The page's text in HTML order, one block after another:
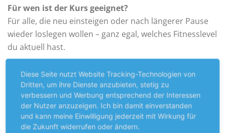
Für wen ist der Kurs geeignet?
Für alle, die neu einsteigen oder nach längerer Pause
wieder loslegen wollen – ganz egal, welches Fitnesslevel
du aktuell hast.
Trainingszeiten & Treffpunkte:
Dienstags um 19:00 Uhr– Treffpunkt: Parkplatz an
derTennishalle Kaster
Donnerstags um 19:00 Uhr– Treffpunkt:Josef-
Diese Seite nutzt Website Tracking-Technologien von
Dritten, um ihre Dienste anzubieten, stetig zu
verbessern und Werbung entsprechend der Interessen
der Nutzer anzuzeigen. Ich bin damit einverstanden
und kann meine Einwilligung jederzeit mit Wirkung für
die Zukunft widerrufen oder ändern.